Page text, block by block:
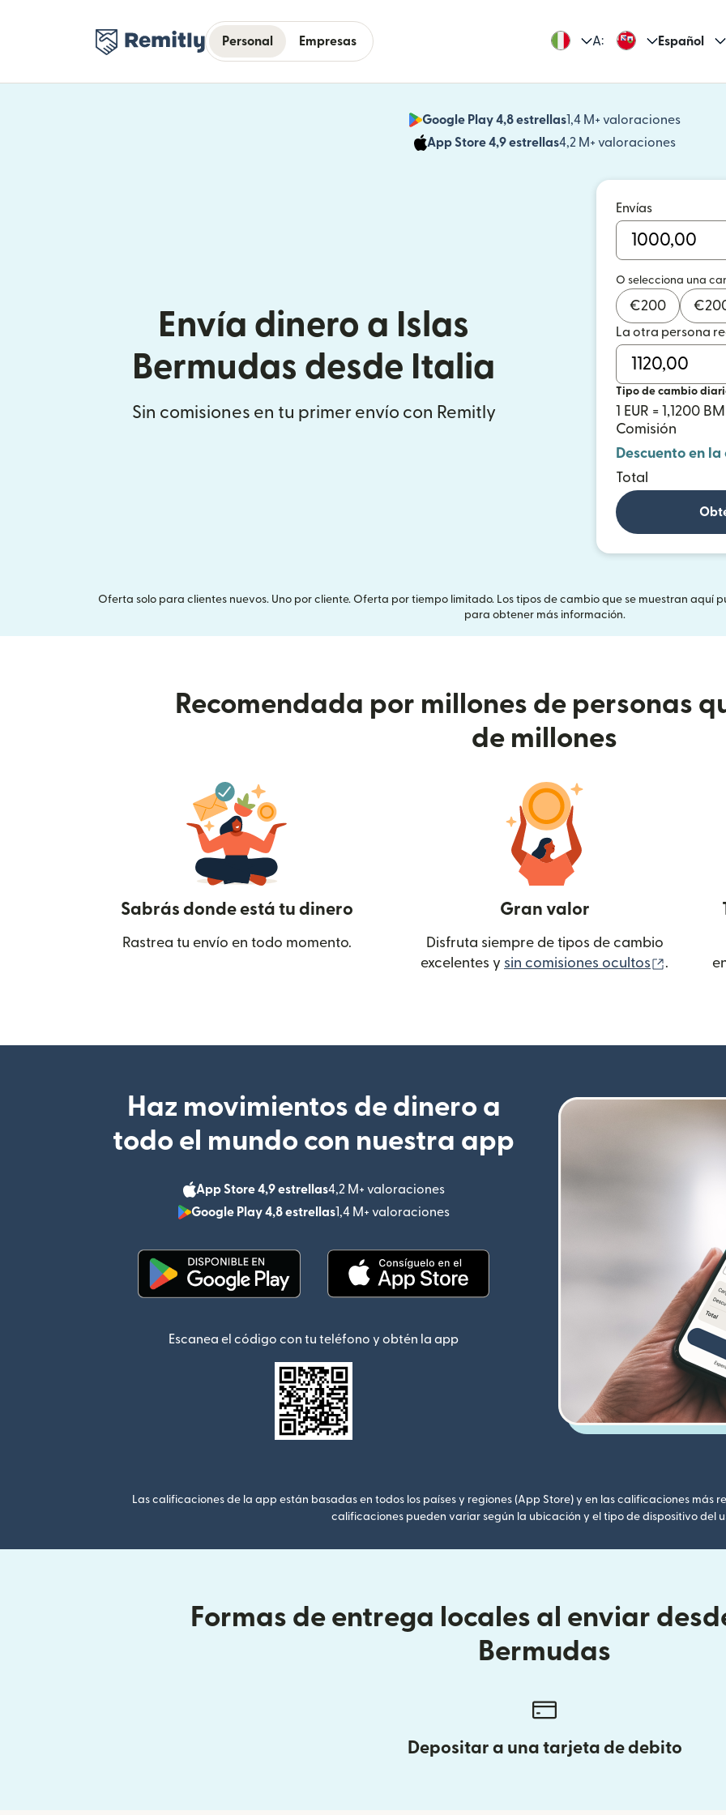
Personal Empresas A: Español
Google Play 4,8 estrellas1,4 M+ valoraciones
(se
App Store 4,9 estrellas4,2 M+ valoraciones
(se abre
Envía dinero a Islas
Bermudas desde Italia
Sin comisiones en tu primer envío con Remitly
Envías
O selecciona una
€200 €
La otra persona
Tipo de cambio
1 EUR = 1,1200
Comisión
Descuento en la
Total
Oferta solo para clientes nuevos. Uno por cliente. Oferta por tiempo limitado. Los tipos de cambio que se muestran aquí
para obtener más información.
Recomendada por millones de personas
de millones
Sabrás donde está tu dinero
Rastrea tu envío en todo momento.
Gran valor
Disfruta siempre de tipos de cambio
excelentes y sin comisiones ocultos (se
.
Haz movimientos de dinero a
todo el mundo con nuestra app
App Store 4,9 estrellas4,2 M+ valoraciones
(se abre en una ventana nueva)
Google Play 4,8 estrellas1,4 M+ valoraciones
(se abre en una ventana nueva)
Escanea el código con tu teléfono y obtén la app
Las calificaciones de la app están basadas en todos los países y regiones (App Store) y en las calificaciones más
calificaciones pueden variar según la ubicación y el tipo de dispositivo del
Formas de entrega locales al enviar
Bermudas
Depositar a una tarjeta de debito